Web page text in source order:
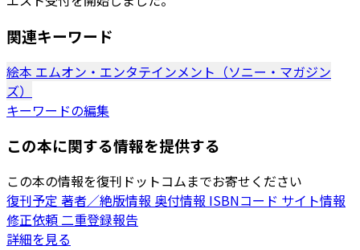
関連キーワード
絵本 エムオン・エンタテインメント（ソニー・マガジン
ズ）
キーワードの編集
この本に関する情報を提供する
この本の情報を復刊ドットコムまでお寄せください
復刊予定 著者／絶版情報 奥付情報 ISBNコード サイト情報
修正依頼二重登録報告
詳細を見る